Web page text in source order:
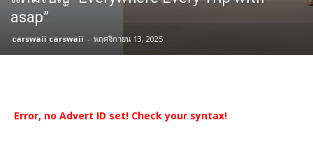
asap”
carswaii carswaii - พฤศจิกายน 13, 2025
Error, no Advert ID set! Check your syntax!